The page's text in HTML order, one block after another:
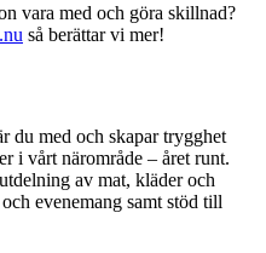
vara med och göra skillnad?
så berättar vi mer!
du med och skapar trygghet
i vårt närområde – året runt.
av mat, kläder och
evenemang samt stöd till